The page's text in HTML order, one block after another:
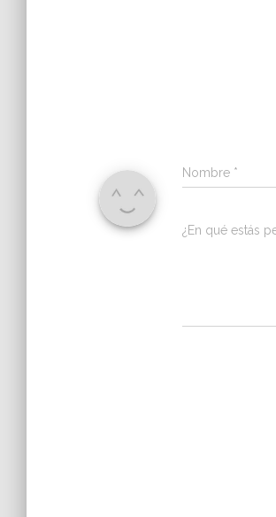
Nombre *
¿En qué estás